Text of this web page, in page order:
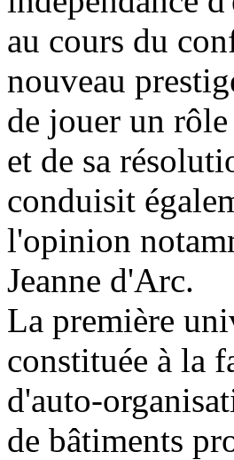
au cours du
nouveau
de jouer un
et de sa
conduisit
l'opinion
Jeanne d'Arc.
La première
constituée à la
d'auto-
de bâtiments